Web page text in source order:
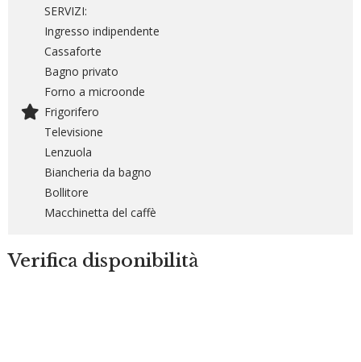
SERVIZI:
Ingresso indipendente
Cassaforte
Bagno privato
Forno a microonde
Frigorifero
Televisione
Lenzuola
Biancheria da bagno
Bollitore
Macchinetta del caffè
Verifica disponibilità